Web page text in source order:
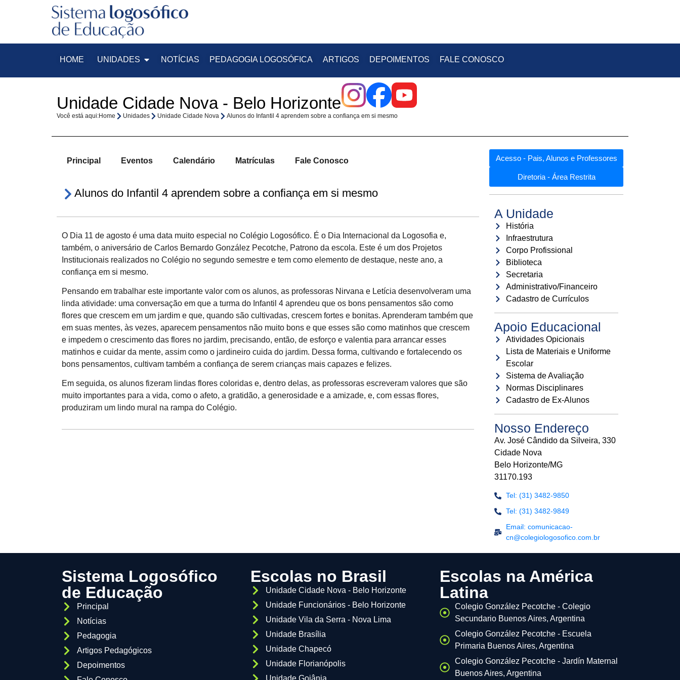
HOME UNIDADES NOTÍCIAS PEDAGOGIA LOGOSÓFICA ARTIGOS DEPOIMENTOS FALE CONOSCO
Unidade Cidade Nova - Belo Horizonte
Você está aqui:Home Unidades Unidade Cidade Nova Alunos do Infantil 4 aprendem sobre a confiança em si mesmo
Principal Eventos Calendário Matrículas Fale Conosco
Alunos do Infantil 4 aprendem sobre a confiança em si mesmo
O Dia 11 de agosto é uma data muito especial no Colégio Logosófico. É o Dia Internacional da Logosofia e,
também, o aniversário de Carlos Bernardo González Pecotche, Patrono da escola. Este é um dos Projetos
Institucionais realizados no Colégio no segundo semestre e tem como elemento de destaque, neste ano, a
confiança em si mesmo.
Pensando em trabalhar este importante valor com os alunos, as professoras Nirvana e Letícia desenvolveram uma
linda atividade: uma conversação em que a turma do Infantil 4 aprendeu que os bons pensamentos são como
flores que crescem em um jardim e que, quando são cultivadas, crescem fortes e bonitas. Aprenderam também que
em suas mentes, às vezes, aparecem pensamentos não muito bons e que esses são como matinhos que crescem
e impedem o crescimento das flores no jardim, precisando, então, de esforço e valentia para arrancar esses
matinhos e cuidar da mente, assim como o jardineiro cuida do jardim. Dessa forma, cultivando e fortalecendo os
bons pensamentos, cultivam também a confiança de serem crianças mais capazes e felizes.
Em seguida, os alunos fizeram lindas flores coloridas e, dentro delas, as professoras escreveram valores que são
muito importantes para a vida, como o afeto, a gratidão, a generosidade e a amizade, e, com essas flores,
produziram um lindo mural na rampa do Colégio.
Acesso - Pais, Alunos e Professores
Diretoria - Área Restrita
A Unidade
História
Infraestrutura
Corpo Profissional
Biblioteca
Secretaria
Administrativo/Financeiro
Cadastro de Currículos
Apoio Educacional
Atividades Opicionais
Lista de Materiais e Uniforme
Escolar
Sistema de Avaliação
Normas Disciplinares
Cadastro de Ex-Alunos
Nosso Endereço
Av. José Cândido da Silveira, 330
Cidade Nova
Belo Horizonte/MG
31170.193
Tel: (31) 3482-9850
Tel: (31) 3482-9849
Email: comunicacao-
cn@colegiologosofico.com.br
Sistema Logosófico
de Educação
Principal
Notícias
Pedagogia
Artigos Pedagógicos
Depoimentos
Escolas no Brasil
Unidade Cidade Nova - Belo Horizonte
Unidade Funcionários - Belo Horizonte
Unidade Vila da Serra - Nova Lima
Unidade Brasília
Unidade Chapecó
Unidade Florianópolis
Unidade Goiânia
Escolas na América
Latina
Colegio González Pecotche - Colegio
Secundario Buenos Aires, Argentina
Colegio González Pecotche - Escuela
Primaria Buenos Aires, Argentina
Colegio González Pecotche - Jardín Maternal
Buenos Aires, Argentina